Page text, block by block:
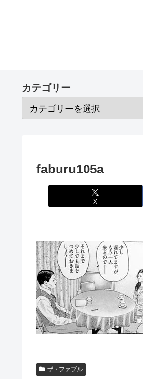
カテゴリー
faburu105a
X
ザ・ファブル